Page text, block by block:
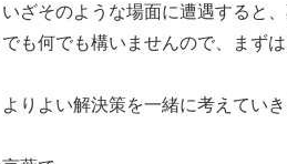
ざそのような場面に遭遇すると
も何でも構いませんので、まず
りよい解決策を一緒に考えていき